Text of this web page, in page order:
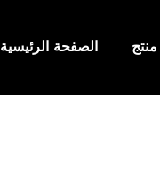
الصفحة الرئيسية منتج